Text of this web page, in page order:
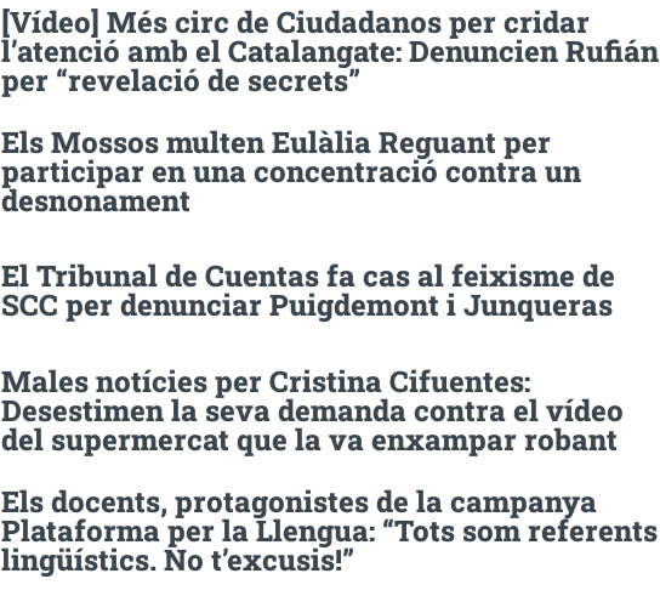
[Vídeo] Més circ de Ciudadanos per cridar
l’atenció amb el Catalangate: Denuncien Rufián
per “revelació de secrets”
Els Mossos multen Eulàlia Reguant per
participar en una concentració contra un
desnonament
El Tribunal de Cuentas fa cas al feixisme de
SCC per denunciar Puigdemont i Junqueras
Males notícies per Cristina Cifuentes:
Desestimen la seva demanda contra el vídeo
del supermercat que la va enxampar robant
Els docents, protagonistes de la campanya
Plataforma per la Llengua: “Tots som referents
lingüístics. No t’excusis!”